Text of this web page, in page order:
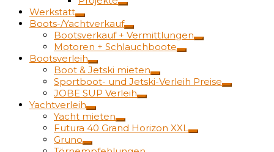
Werkstatt
Boots-/Yachtverkauf
Bootsverkauf + Vermittlungen
Motoren + Schlauchboote
Bootsverleih
Boot & Jetski mieten
Sportboot- und Jetski-Verleih Preise
JOBE SUP Verleih
Yachtverleih
Yacht mieten
Futura 40 Grand Horizon XXL
Gruno